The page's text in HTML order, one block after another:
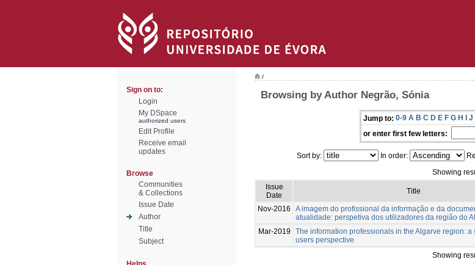
Sign on to:
Login
My DSpace
authorized users
Edit Profile
Receive email
updates
Browse
Communities
& Collections
Issue Date
Author
Title
Subject
/
Browsing by Author Negrão, Sónia
Jump to: 0-9 A B C D E F G H I J
or enter first few letters:
Sort by: In order:
Showing
Issue
Date
Title
Nov-2016
A imagem do profissional da informação e da
atualidade: perspetiva dos utilizadores da região do
Mar-2019
The information professionals in the Algarve region: a
users perspective
Showing